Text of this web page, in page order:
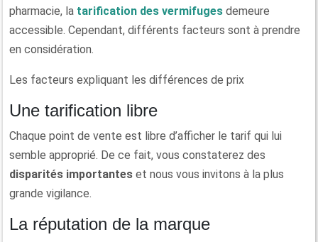
pharmacie, la tarification des vermifuges demeure
accessible. Cependant, différents facteurs sont à prendre
en considération.
Les facteurs expliquant les différences de prix
Une tarification libre
Chaque point de vente est libre d’afficher le tarif qui lui
semble approprié. De ce fait, vous constaterez des
disparités importantes et nous vous invitons à la plus
grande vigilance.
La réputation de la marque